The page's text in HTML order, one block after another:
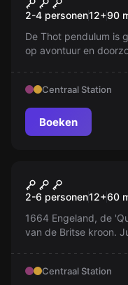
2-4 personen12+90
De Thot pendulum is
op avontuur en
Centraal Station
Boeken
Cortez's
2-6 personen12+60
1664 Engeland, de
van de Britse kroon.
opmerken! Veel
Centraal Station